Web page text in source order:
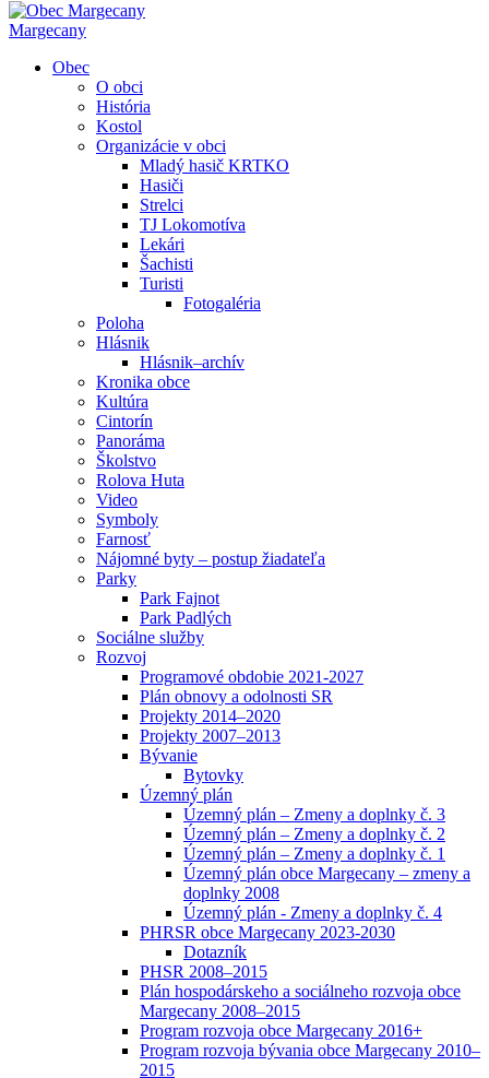
Margecany
Obec
O obci
História
Kostol
Organizácie v obci
Mladý hasič KRTKO
Hasiči
Strelci
TJ Lokomotíva
Lekári
Šachisti
Turisti
Fotogaléria
Poloha
Hlásnik
Hlásnik–archív
Kronika obce
Kultúra
Cintorín
Panoráma
Školstvo
Rolova Huta
Video
Symboly
Farnosť
Nájomné byty – postup žiadateľa
Parky
Park Fajnot
Park Padlých
Sociálne služby
Rozvoj
Programové obdobie 2021-2027
Plán obnovy a odolnosti SR
Projekty 2014–2020
Projekty 2007–2013
Bývanie
Bytovky
Územný plán
Územný plán – Zmeny a doplnky č. 3
Územný plán – Zmeny a doplnky č. 2
Územný plán – Zmeny a doplnky č. 1
Územný plán obce Margecany – zmeny a
doplnky 2008
Územný plán - Zmeny a doplnky č. 4
PHRSR obce Margecany 2023-2030
Dotazník
PHSR 2008–2015
Plán hospodárskeho a sociálneho rozvoja obce
Margecany 2008–2015
Program rozvoja obce Margecany 2016+
Program rozvoja bývania obce Margecany 2010–
2015